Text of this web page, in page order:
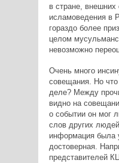
в стране,
исламоведения в
гораздо более
целом
невозможно
Очень много
совещания. Но
деле? Между
видно на
о событии он мог
слов других
информация была
достоверная.
представителей